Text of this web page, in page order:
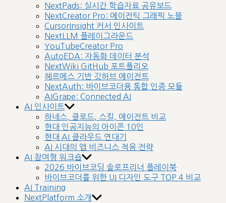
NextPads: 실시간 학습자료 공유보드
NextCreator Pro: 에이전틱 그래픽 노블
CursorInsight 커서 인사이트
NextLLM 플레이그라운드
YouTubeCreator Pro
AutoEDA: 자동화 데이터 분석
NextWiki GitHub 포트폴리오
헤르메스 기반 깃허브 에이전트
NextAuth: 바이브코더용 통합 인증 모듈
AIGrape: Connected AI
AI 인사이트
하네스, 클로드, 스킬, 에이전트 비교
현대 인공지능의 아이콘 10인
현대 AI 클라우드 연대기
AI 시대의 앱 비즈니스 적응 전략
AI 참여형 워크숍
2026 바이브코딩 솔로프리너 플레이북
바이브코더를 위한 UI 디자인 도구 TOP 4 비교
AI Training
NextPlatform 소개